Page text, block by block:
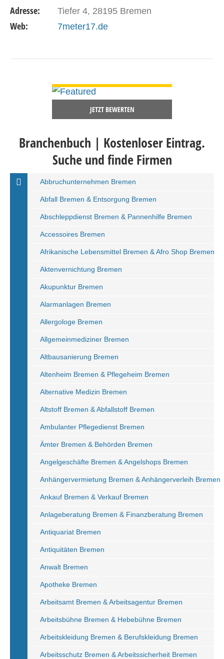
mitzugestalten und…
Adresse: Tiefer 4, 28195 Bremen
Web: 7meter17.de
JETZT BEWERTEN
Branchenbuch | Kostenloser Eintrag.
Suche und finde Firmen
Abbruchunternehmen Bremen
Abfall Bremen & Entsorgung Bremen
Abschleppdienst Bremen & Pannenhilfe Bremen
Accessoires Bremen
Afrikanische Lebensmittel Bremen & Afro Shop Bremen
Aktenvernichtung Bremen
Akupunktur Bremen
Alarmanlagen Bremen
Allergologe Bremen
Allgemeinmediziner Bremen
Altbausanierung Bremen
Altenheim Bremen & Pflegeheim Bremen
Alternative Medizin Bremen
Altstoff Bremen & Abfallstoff Bremen
Ambulanter Pflegedienst Bremen
Ämter Bremen & Behörden Bremen
Angelgeschäfte Bremen & Angelshops Bremen
Anhängervermietung Bremen & Anhängerverleih Bremen
Ankauf Bremen & Verkauf Bremen
Anlageberatung Bremen & Finanzberatung Bremen
Antiquariat Bremen
Antiquitäten Bremen
Anwalt Bremen
Apotheke Bremen
Arbeitsamt Bremen & Arbeitsagentur Bremen
Arbeitsbühne Bremen & Hebebühne Bremen
Arbeitskleidung Bremen & Berufskleidung Bremen
Arbeitsschutz Bremen & Arbeitssicherheit Bremen